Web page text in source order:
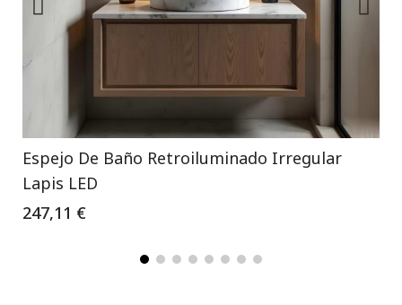
Espejo De Baño Retroiluminado Irregular
Lapis LED
247,11 €